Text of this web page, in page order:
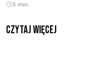
3 min.
czytaj więcej